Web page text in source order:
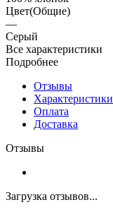
Цвет(Общие)
—
Серый
Все характеристики
Подробнее
Отзывы
Характеристики
Оплата
Доставка
Отзывы
Загрузка отзывов...